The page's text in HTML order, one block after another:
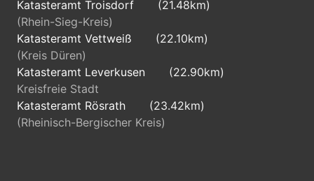
Katasteramt Troisdorf
(21.48km)
(Rhein-Sieg-Kreis)
Katasteramt Vettweiß
(22.10km)
(Kreis Düren)
Katasteramt Leverkusen
(22.90km)
Kreisfreie Stadt
Katasteramt Rösrath
(23.42km)
(Rheinisch-Bergischer Kreis)